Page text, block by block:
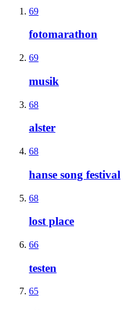
69
fotomarathon
69
musik
68
alster
68
hanse song festival
68
lost place
66
testen
65